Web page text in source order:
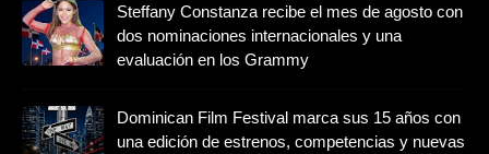
Steffany Constanza recibe el mes de agosto con
dos nominaciones internacionales y una
evaluación en los Grammy
Dominican Film Festival marca sus 15 años con
una edición de estrenos, competencias y nuevas